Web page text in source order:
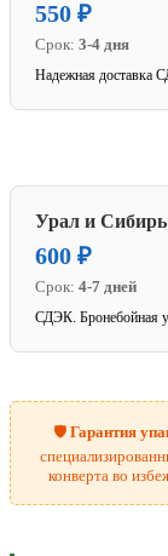
550 ₽
Срок: 3-4 дня
Надежная доставка
Урал и Сибирь
600 ₽
Срок: 4-7 дней
СДЭК. Бронебойная
🛡️Гарантия
конверта во